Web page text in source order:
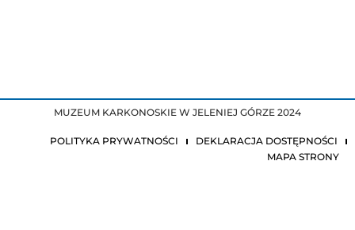
MUZEUM KARKONOSKIE W JELENIEJ GÓRZE 2024
POLITYKA PRYWATNOŚCI
DEKLARACJA DOSTĘPNOŚCI
MAPA STRONY